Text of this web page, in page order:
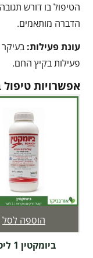
הטיפול בו דורש
הדברה מותאמים.
עונת פעילות:
פעילות בקיץ החם.
אפשרויות
ביומקטין 1 ליטר
הוספה לסל